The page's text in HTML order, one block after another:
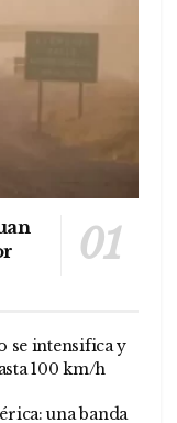
se intensifica y
100 km/h
una banda